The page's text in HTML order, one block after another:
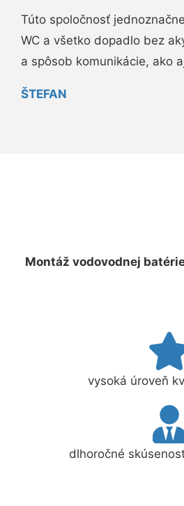
Túto spoločnosť
WC a všetko dopadlo bez
a spôsob komunikácie, ako
ŠTEFAN
Montáž vodovodnej
vysoká úroveň
dlhoročné